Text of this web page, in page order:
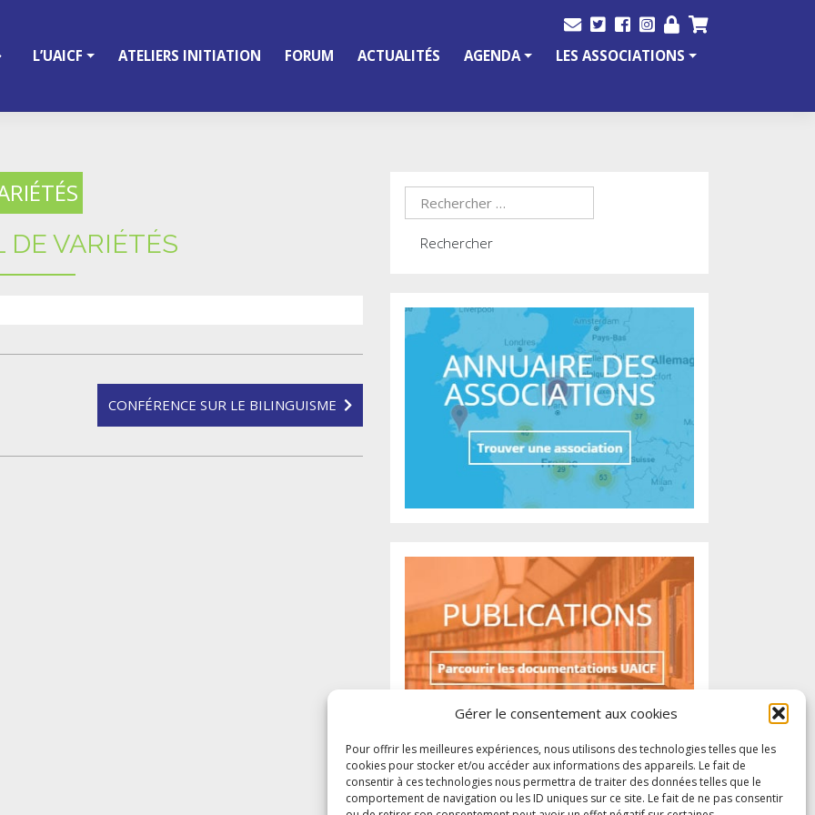
Gérer le consentement aux cookies
Pour offrir les meilleures expériences, nous utilisons des technologies telles que les
cookies pour stocker et/ou accéder aux informations des appareils. Le fait de
consentir à ces technologies nous permettra de traiter des données telles que le
comportement de navigation ou les ID uniques sur ce site. Le fait de ne pas consentir
L’UAICF ATELIERS INITIATION FORUM ACTUALITÉS AGENDA LES ASSOCIATIONS
DE VARIÉTÉS
CONFÉRENCE SUR LE BILINGUISME